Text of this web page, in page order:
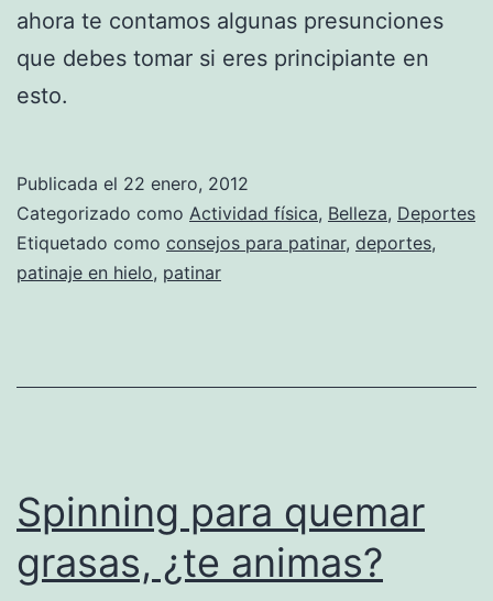
ahora te contamos algunas presunciones
que debes tomar si eres principiante en
esto.
Publicada el 22 enero, 2012
Categorizado como Actividad física, Belleza, Deportes
Etiquetado como consejos para patinar, deportes,
patinaje en hielo, patinar
Spinning para quemar
grasas, ¿te animas?